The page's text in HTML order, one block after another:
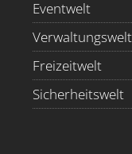
Eventwelt
Verwaltungswelt
Freizeitwelt
Sicherheitswelt